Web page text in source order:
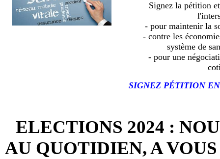
Signez la pétition
- pour maintenir la
- contre les
système de
- pour une
SIGNEZ PÉTITION
ELECTIONS 2024 :
AU QUOTIDIEN, A